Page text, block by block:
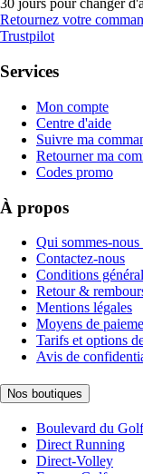
30 jours pour changer
Retournez votre
Trustpilot
Services
Mon compte
Centre d'aide
Suivre ma
Retourner ma
Codes promo
À propos
Qui sommes-nous
Contactez-nous
Conditions
Retour &
Mentions légales
Moyens de
Tarifs et options
Avis de
Nos boutiques
Boulevard du Golf
Direct Running
Direct-Volley